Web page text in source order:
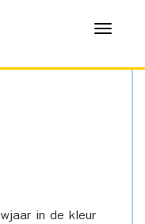
Menu
in de kleur